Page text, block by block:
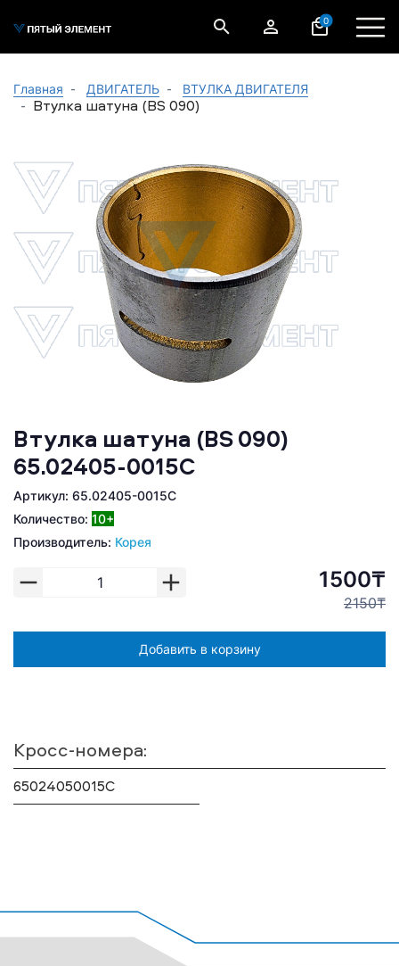
0
Главная ДВИГАТЕЛЬ ВТУЛКА ДВИГАТЕЛЯ
Втулка шатуна (BS 090)
Втулка шатуна (BS 090)
65.02405-0015C
Артикул: 65.02405-0015C
Количество: 10+
Производитель: Корея
1500₸
2150₸
Добавить в корзину
Кросс-номера:
65024050015C